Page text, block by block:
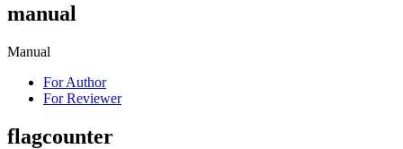
manual
Manual
For Author
For Reviewer
flagcounter